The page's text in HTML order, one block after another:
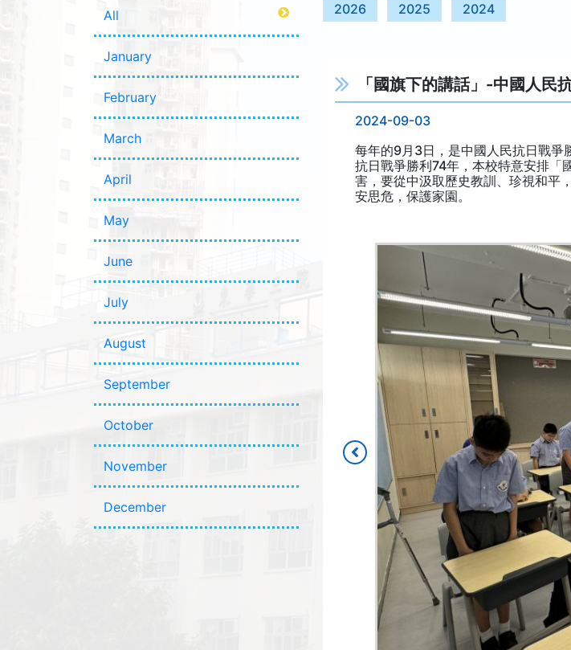
All
January
February
March
April
May
June
July
August
September
October
November
December
2026 2025 2024
「國旗下的講話」-中國人民
2024-09-03
每年的9月3日，是中國人民抗日戰爭
抗日戰爭勝利74年，本校特意安排「
害，要從中汲取歷史教訓、珍視和平
安思危，保護家園。